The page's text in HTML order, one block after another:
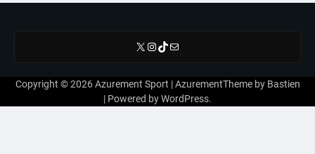
X Instagram
TikTok
E-mail
Copyright © 2026Azurement Sport | AzurementTheme by Bastien
| Powered byWordPress.